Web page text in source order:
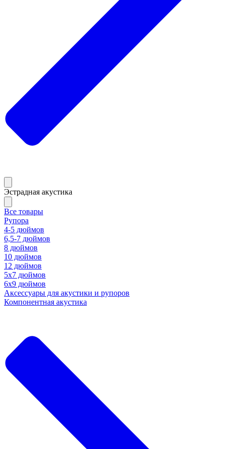
Эстрадная акустика
Все товары
Рупора
4-5 дюймов
6,5-7 дюймов
8 дюймов
10 дюймов
12 дюймов
5x7 дюймов
6х9 дюймов
Аксессуары для акустики и рупоров
Компонентная акустика